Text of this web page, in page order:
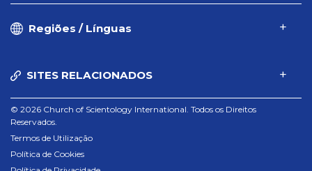
Regiões / Línguas
SITES RELACIONADOS
© 2026 Church of Scientology International. Todos os Direitos
Reservados.
Termos de Utilização
Política de Cookies